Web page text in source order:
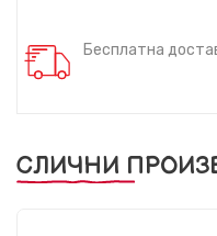
Бесплатна
СЛИЧНИ